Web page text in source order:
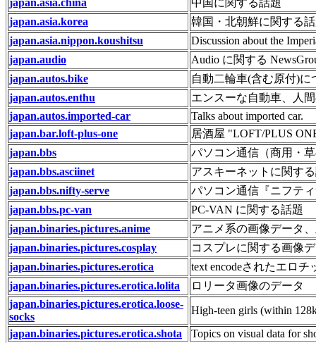
japan.asia.china
中国に関する話題
japan.asia.korea
韓国・北朝鮮に関する
japan.asia.nippon.koushitsu
Discussion about the
japan.audio
Audio に関する
japan.autos.bike
自動二輪車(含む原付)に
japan.autos.enthu
エンスーな自動車、人
japan.autos.imported-car
Talks about imported car.
japan.bar.loft-plus-one
居酒屋 "LOFT/PLUS
japan.bbs
パソコン通信（商用・
japan.bbs.asciinet
アスキーネットに関す
japan.bbs.nifty-serve
パソコン通信『ニフテ
japan.bbs.pc-van
PC-VAN に関する話題
japan.binaries.pictures.anime
アニメ系の画像データ
japan.binaries.pictures.cosplay
コスプレに関する画像
japan.binaries.pictures.erotica
text encodeされたエロチ
japan.binaries.pictures.erotica.lolita
ロリータ画像のデータ
japan.binaries.pictures.erotica.loose-
socks
High-teen girls (within
japan.binaries.pictures.erotica.shota
Topics on visual data for